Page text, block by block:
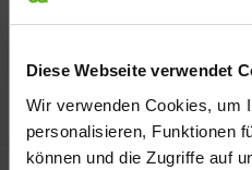
Diese Webseite verwendet
Wir verwenden Cookies, um
personalisieren, Funktionen
können und die Zugriffe auf
stellen – und
Erfahre mehr über